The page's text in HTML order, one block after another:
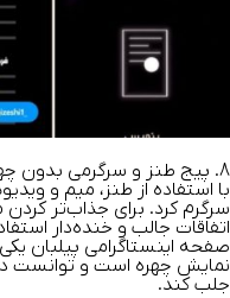
8. پیج طنز و سرگرمی بدون چهره
با استفاده از طنز، میم و
سرگرم کرد. برای جذاب‌تر کردن
اتفاقات جالب و خنده‌دار
صفحه اینستاگرامی پیلبان
نمایش چهره است و توانست
جلب کند.